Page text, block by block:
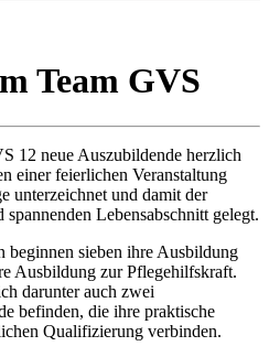
Team GVS
12 neue Auszubildende herzlich
einer feierlichen Veranstaltung
unterzeichnet und damit der
Lebensabschnitt gelegt.
beginnen sieben ihre Ausbildung
Ausbildung zur Pflegehilfskraft.
darunter auch zwei
befinden, die ihre praktische
Qualifizierung verbinden.